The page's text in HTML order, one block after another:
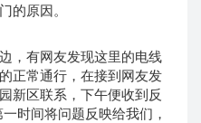
的原因。
，有网友发现这里的电线
正常通行，在接到网友发
新区联系，下午便收到反
时间将问题反映给我们，